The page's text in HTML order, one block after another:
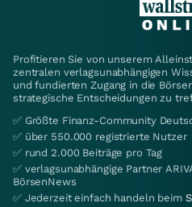
Profitieren Sie von unserem
zentralen verlagsunabhängigen
und fundierten Zugang in die
strategische Entscheidungen zu
✅ Größte Finanz-Community
✅ über 550.000 registrierte Nutzer
✅ rund 2.000 Beiträge pro Tag
✅ verlagsunabhängige Partner
BörsenNews
✅ Jederzeit einfach handeln beim